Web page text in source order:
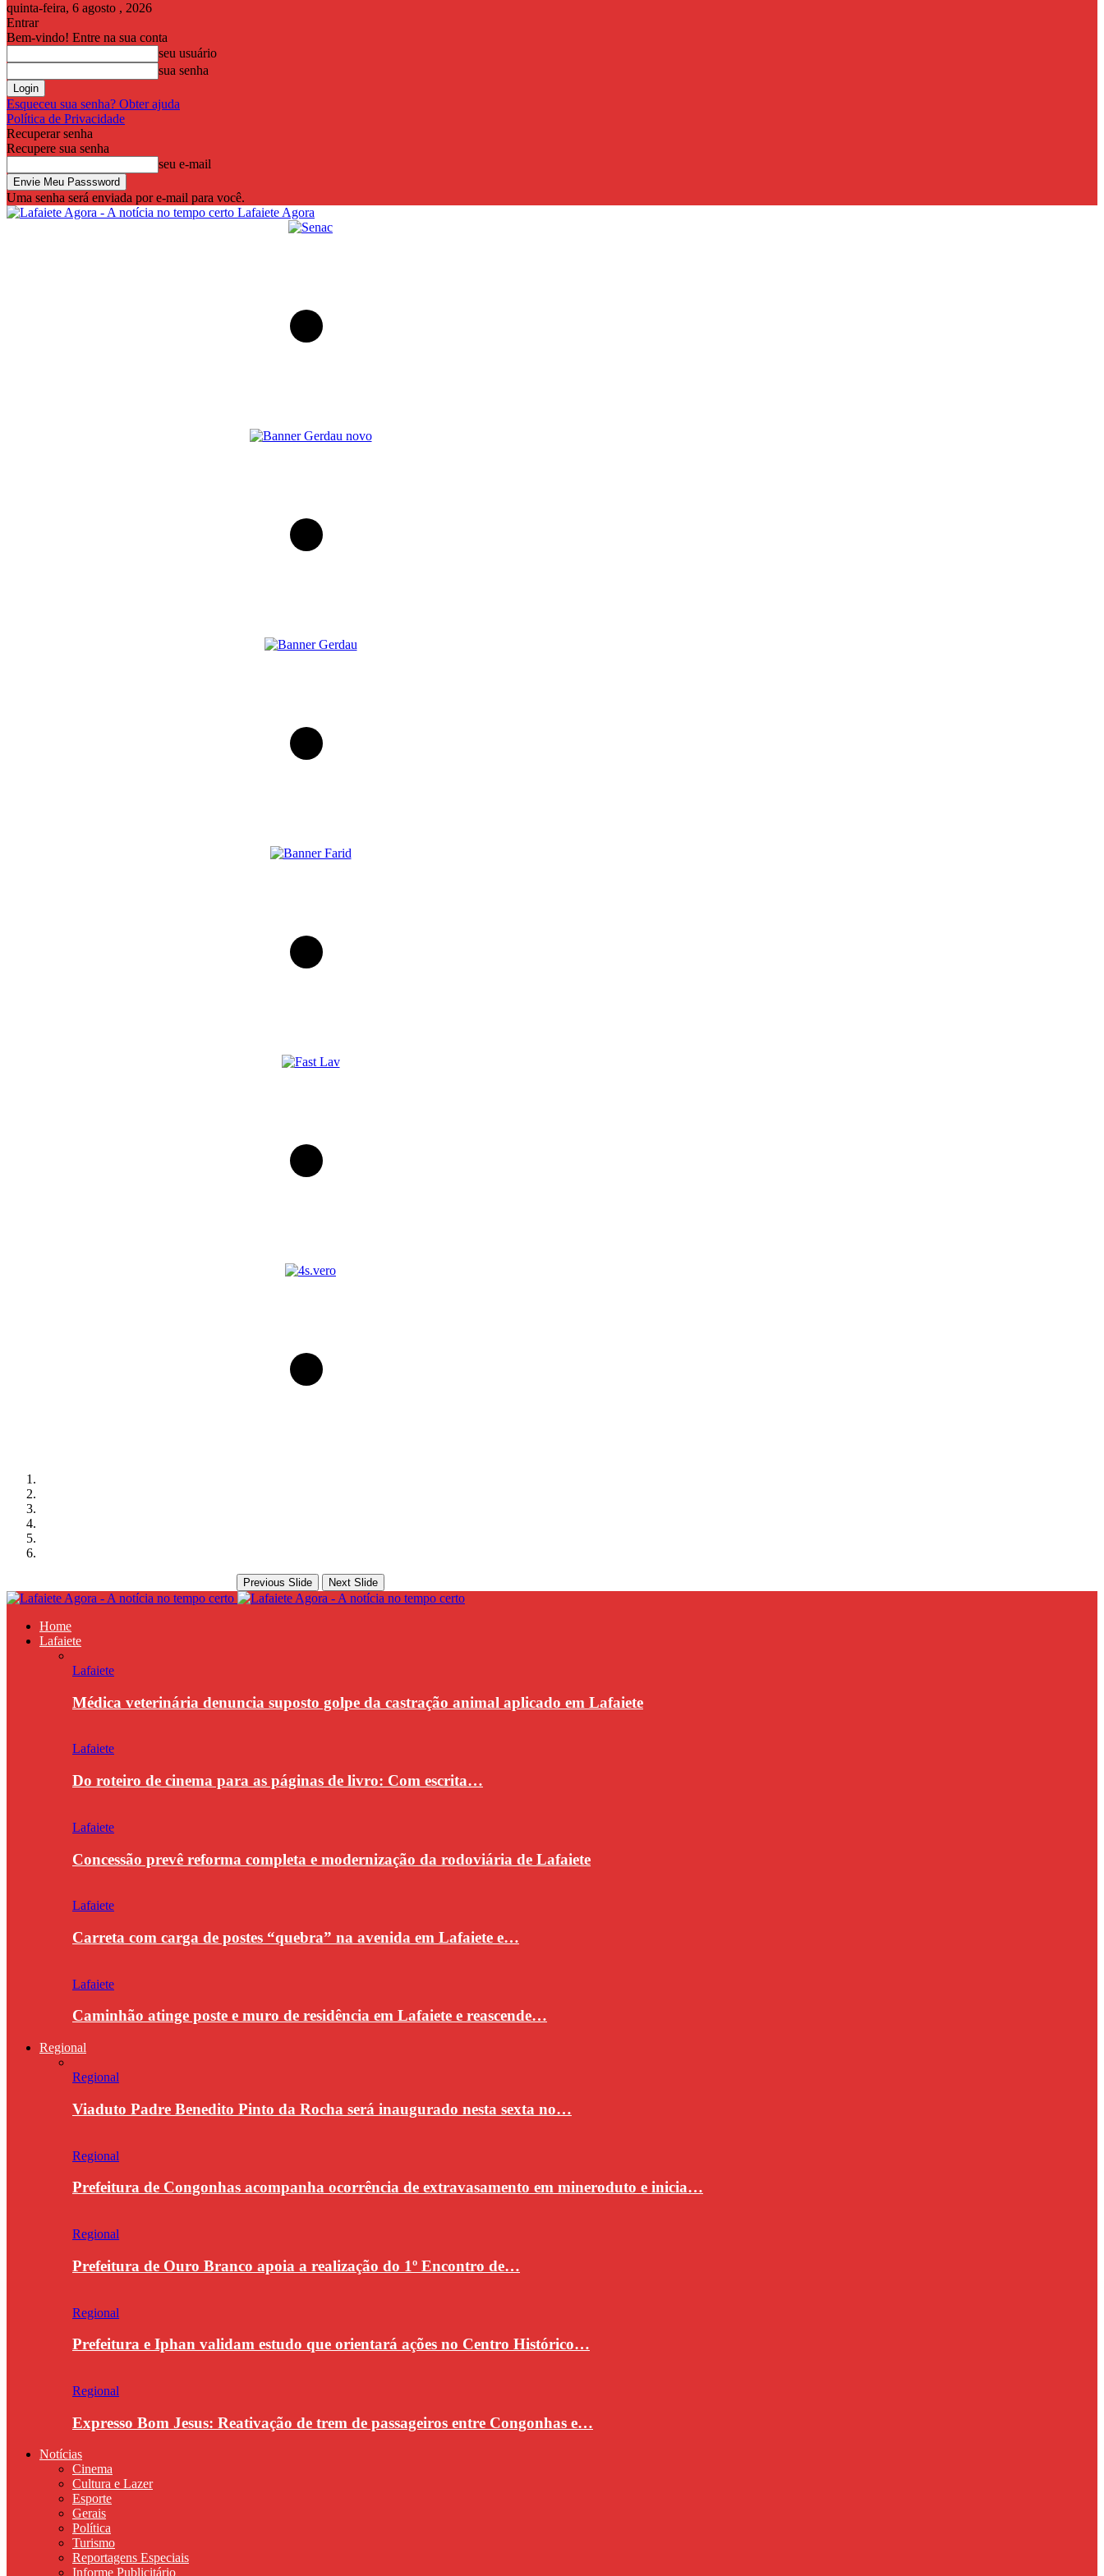
quinta-feira, 6 agosto , 2026
Entrar
Bem-vindo! Entre na sua conta
seu usuário
sua senha
Esqueceu sua senha? Obter ajuda
Política de Privacidade
Recuperar senha
Recupere sua senha
seu e-mail
Uma senha será enviada por e-mail para você.
Lafaiete Agora
Previous Slide Next Slide
Home
Lafaiete
Lafaiete
Médica veterinária denuncia suposto golpe da castração animal aplicado em Lafaiete
Lafaiete
Do roteiro de cinema para as páginas de livro: Com escrita…
Lafaiete
Concessão prevê reforma completa e modernização da rodoviária de Lafaiete
Lafaiete
Carreta com carga de postes “quebra” na avenida em Lafaiete e…
Lafaiete
Caminhão atinge poste e muro de residência em Lafaiete e reascende…
Regional
Regional
Viaduto Padre Benedito Pinto da Rocha será inaugurado nesta sexta no…
Regional
Prefeitura de Congonhas acompanha ocorrência de extravasamento em mineroduto e inicia…
Regional
Prefeitura de Ouro Branco apoia a realização do 1º Encontro de…
Regional
Prefeitura e Iphan validam estudo que orientará ações no Centro Histórico…
Regional
Expresso Bom Jesus: Reativação de trem de passageiros entre Congonhas e…
Notícias
Cinema
Cultura e Lazer
Esporte
Gerais
Política
Turismo
Reportagens Especiais
Informe Publicitário